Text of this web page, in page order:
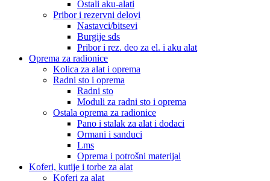
Ostali aku-alati
Pribor i rezervni delovi
Nastavci/bitsevi
Burgije sds
Pribor i rez. deo za el. i aku alat
Oprema za radionice
Kolica za alat i oprema
Radni sto i oprema
Radni sto
Moduli za radni sto i oprema
Ostala oprema za radionice
Pano i stalak za alat i dodaci
Ormani i sanduci
Lms
Oprema i potrošni materijal
Koferi, kutije i torbe za alat
Koferi za alat